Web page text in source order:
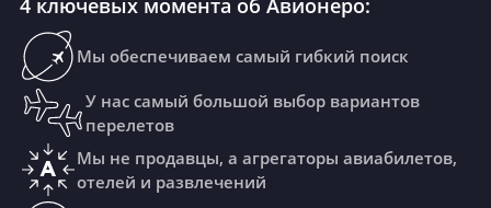
4 ключевых момента об Авионеро:
Мы обеспечиваем самый гибкий поиск
У нас самый большой выбор вариантов
перелетов
Мы не продавцы, а агрегаторы авиабилетов,
отелей и развлечений